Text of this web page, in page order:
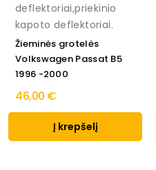
deflektoriai,priekinio
kapoto deflektoriai.
Žieminės grotelės
Volkswagen Passat B5
1996 -2000
46,00 €
Į krepšelį